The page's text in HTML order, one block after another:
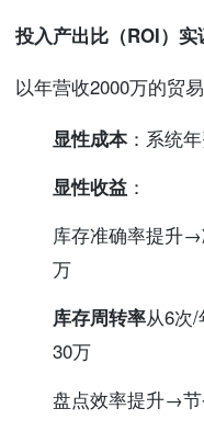
投入产出比（ROI）实
以年营收2000万的贸
显性成本：系统年
显性收益：
库存准确率提升
万
库存周转率从6次
30万
盘点效率提升→节